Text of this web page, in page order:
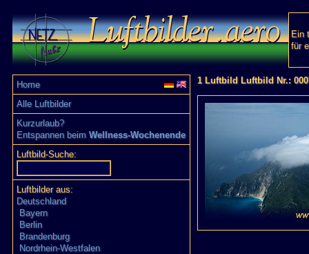
Ein
für
Home
Alle Luftbilder
Kurzurlaub?
Entspannen beim Wellness-Wochenende
Luftbild-Suche:
Luftbilder aus:
Deutschland
Bayern
Berlin
Brandenburg
Nordrhein-Westfalen
1 Luftbild Luftbild Nr.: